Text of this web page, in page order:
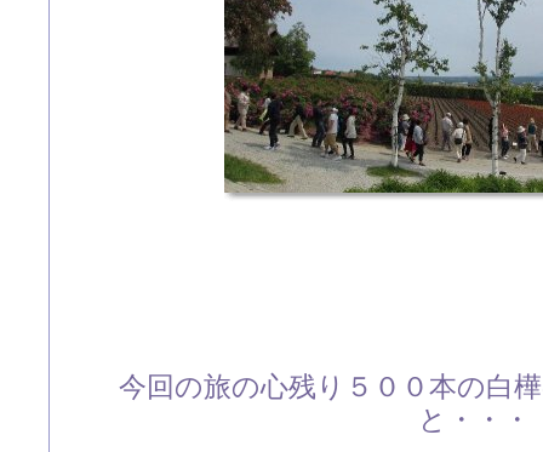
今回の旅の心残り５００本の白
と・・・